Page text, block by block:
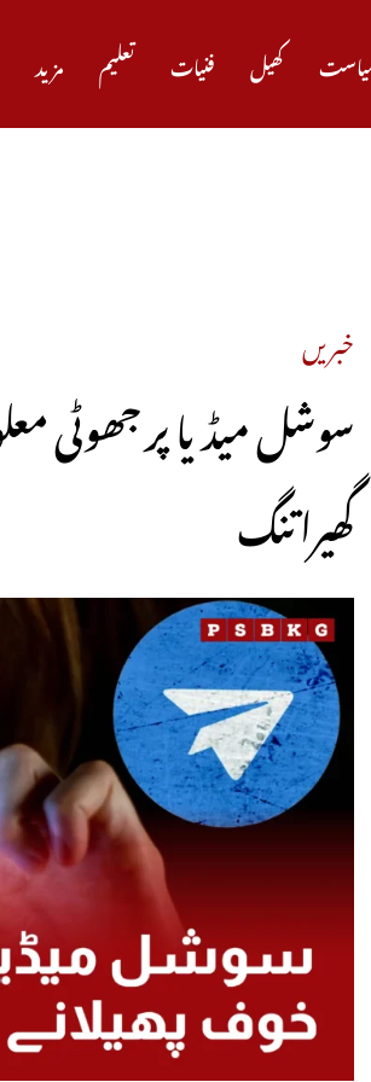
مزید تعلیم فنیات کھیل
خبریں
گھیرا تنگ